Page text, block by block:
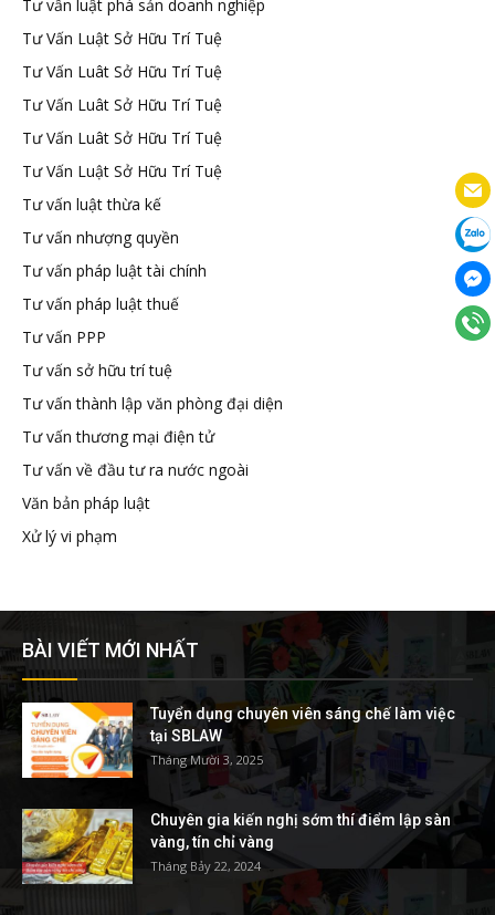
Tư vấn luật phá sản doanh nghiệp
Tư Vấn Luật Sở Hữu Trí Tuệ
Tư Vấn Luât Sở Hữu Trí Tuệ
Tư Vấn Luât Sở Hữu Trí Tuệ
Tư Vấn Luât Sở Hữu Trí Tuệ
Tư Vấn Luật Sở Hữu Trí Tuệ
Tư vấn luật thừa kế
Tư vấn nhượng quyền
Tư vấn pháp luật tài chính
Tư vấn pháp luật thuế
Tư vấn PPP
Tư vấn sở hữu trí tuệ
Tư vấn thành lập văn phòng đại diện
Tư vấn thương mại điện tử
Tư vấn về đầu tư ra nước ngoài
Văn bản pháp luật
Xử lý vi phạm
BÀI VIẾT MỚI NHẤT
Tuyển dụng chuyên viên sáng chế làm việc
tại SBLAW
Tháng Mười 3, 2025
Chuyên gia kiến nghị sớm thí điểm lập sàn
vàng, tín chỉ vàng
Tháng Bảy 22, 2024